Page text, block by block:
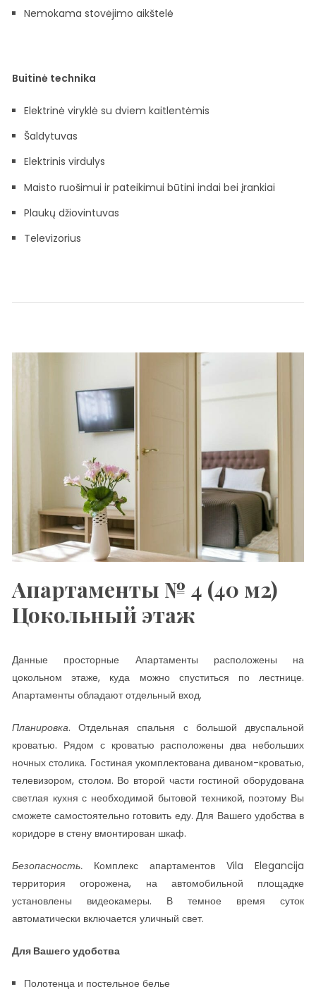
Nemokama stovėjimo aikštelė
Buitinė technika
Elektrinė viryklė su dviem kaitlentėmis
Šaldytuvas
Elektrinis virdulys
Maisto ruošimui ir pateikimui būtini indai bei įrankiai
Plaukų džiovintuvas
Televizorius
Апартаменты № 4 (40 м2)
Цокольный этаж
Данные просторные Апартаменты расположены на
цокольном этаже, куда можно спуститься по лестнице.
Апартаменты обладают отдельный вход.
Планировка. Отдельная спальня с большой двуспальной
кроватью. Рядом с кроватью расположены два небольших
ночных столика. Гостиная укомплектована диваном-кроватью,
телевизором, столом. Во второй части гостиной оборудована
светлая кухня с необходимой бытовой техникой, поэтому Вы
сможете самостоятельно готовить еду. Для Вашего удобства в
коридоре в стену вмонтирован шкаф.
Безопасность. Комплекс апартаментов Vila Elegancija
территория огорожена, на автомобильной площадке
установлены видеокамеры. В темное время суток
автоматически включается уличный свет.
Для Вашего удобства
Полотенца и постельное белье